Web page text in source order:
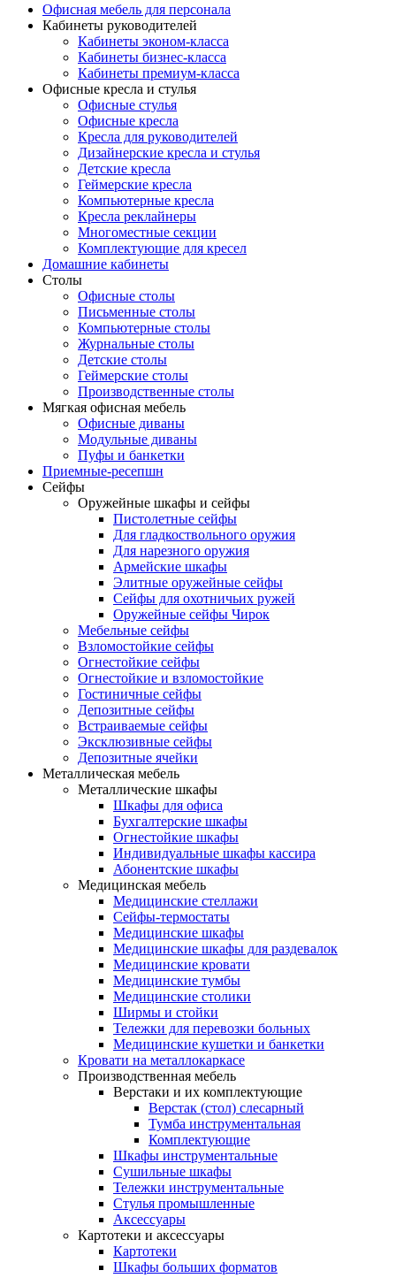
Офисная мебель для персонала
Кабинеты руководителей
Кабинеты эконом-класса
Кабинеты бизнес-класса
Кабинеты премиум-класса
Офисные кресла и стулья
Офисные стулья
Офисные кресла
Кресла для руководителей
Дизайнерские кресла и стулья
Детские кресла
Геймерские кресла
Компьютерные кресла
Кресла реклайнеры
Многоместные секции
Комплектующие для кресел
Домашние кабинеты
Столы
Офисные столы
Письменные столы
Компьютерные столы
Журнальные столы
Детские столы
Геймерские столы
Производственные столы
Мягкая офисная мебель
Офисные диваны
Модульные диваны
Пуфы и банкетки
Приемные-ресепшн
Сейфы
Оружейные шкафы и сейфы
Пистолетные сейфы
Для гладкоствольного оружия
Для нарезного оружия
Армейские шкафы
Элитные оружейные сейфы
Сейфы для охотничьих ружей
Оружейные сейфы Чирок
Мебельные сейфы
Взломостойкие сейфы
Огнестойкие сейфы
Огнестойкие и взломостойкие
Гостиничные сейфы
Депозитные сейфы
Встраиваемые сейфы
Эксклюзивные сейфы
Депозитные ячейки
Металлическая мебель
Металлические шкафы
Шкафы для офиса
Бухгалтерские шкафы
Огнестойкие шкафы
Индивидуальные шкафы кассира
Абонентские шкафы
Медицинская мебель
Медицинские стеллажи
Сейфы-термостаты
Медицинские шкафы
Медицинские шкафы для раздевалок
Медицинские кровати
Медицинские тумбы
Медицинские столики
Ширмы и стойки
Тележки для перевозки больных
Медицинские кушетки и банкетки
Кровати на металлокаркасе
Производственная мебель
Верстаки и их комплектующие
Верстак (стол) слесарный
Тумба инструментальная
Комплектующие
Шкафы инструментальные
Сушильные шкафы
Тележки инструментальные
Стулья промышленные
Аксессуары
Картотеки и аксессуары
Картотеки
Шкафы больших форматов